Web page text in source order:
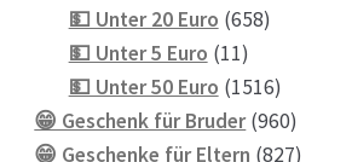
Produkte
💵 Unter 20 Euro 658658
💵 Unter 5 Euro 1111
Produkte
💵 Unter 50 Euro 15161516
Produkte
😁 Geschenk für Bruder 960960
😁 Geschenke für Eltern 827827